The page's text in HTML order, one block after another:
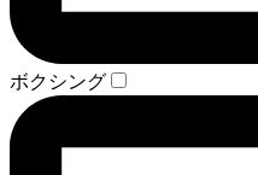
ボクシング